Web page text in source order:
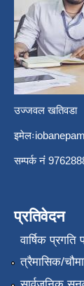
उज्जवल खतिवडा
इमेलः
सम्पर्क नंं
प्रतिवेदन
वार्षिक प्रगति
त्रैमासिक/